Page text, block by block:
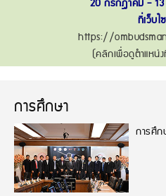
20 กรกฎาคม -
ที่เว็บไ
https://
(คลิกเพื่อดูตำแหน่
การศึกษา
การศึก